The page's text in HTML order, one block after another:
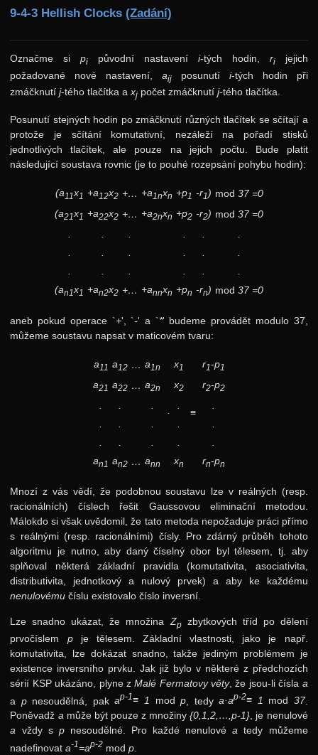
9-4-3 Hellish Clocks(Zadání)
Označme sipi původní nastavení i-tých hodin, rijejich
požadované nové nastavení,aij posunutí i-tých hodin při
zmáčknutíj-tého tlačítka axj počet zmáčknutíj-tého tlačítka.
Posunutí stejných hodin po zmáčknutí různých tlačítek se sčítají a
protože je sčítání komutativní, nezáleží na pořadí stisků
jednotlivých tlačítek, ale pouze na jejich počtu. Bude platit
následující soustava rovnic (je to pouhé rozepsání pohybu hodin):
(a11x1 +a12x2 +… +a1nxn +p1 -r1) mod 37 =0
(a21x1 +a22x2 +… +a2nxn +p2 -r2) mod 37 =0
(an1x1 +an2x2 +… +annxn +pn -rn) mod 37 =0
aneb pokud operace `+', `-' a `*' budeme provádět modulo 37,
můžeme soustavu napsat v maticovém tvaru:
a11 a12 … a1n
a21 a22 … a2n
an1 an2 … ann
·
x1
x2
xn
≡
r1-p1
r2-p2
rn-pn
Mnozí z vás vědí, že podobnou soustavu lze v reálných (resp.
racionálních) číslech řešit Gaussovou eliminační metodou.
Málokdo si však uvědomil, že tato metoda nepožaduje práci přímo
s reálnými (resp. racionálními) čísly. Pro zdárný průběh tohoto
algoritmu je nutno, aby daný číselný obor byl tělesem, tj. aby
splňoval některá základní pravidla (komutativita, asociativita,
distributivita, jednotkový a nulový prvek) a aby ke každému
nenulovému číslu existovalo číslo inversní.
Lze snadno ukázat, že množina Zpzbytkových tříd po dělení
prvočíslem pje tělesem. Základní vlastnosti, jako je např.
komutativita, lze dokázat snadno, takže jediným problémem je
existence inversního prvku. Jak již bylo v některé z předchozích
sérií KSP ukázáno, plyne zMalé Fermatovy věty, že jsou-li čísla a
a pnesoudělná, pakap-1≡ 1 modp , tedya·ap-2≡ 1 mod 37.
Poněvadž amůže být pouze z množiny{0,1,2,…,p-1}, je nenulové
a vždy s pnesoudělné. Pro každé nenulovéa tedy můžeme
nadefinovata-1=ap-2 modp